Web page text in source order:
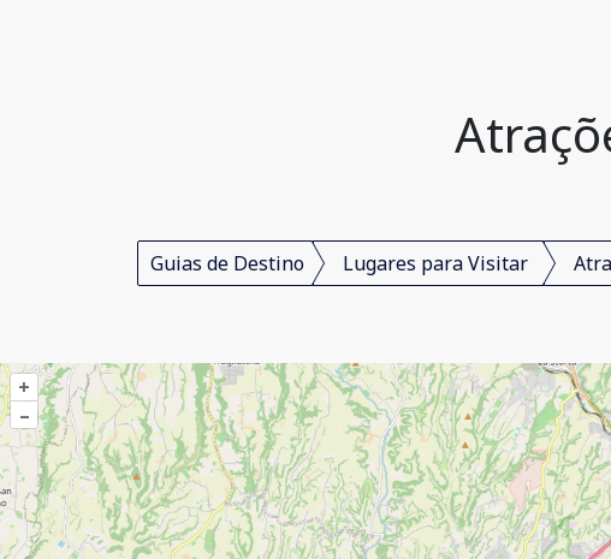
Guias de Destino Lugares para Visitar
+
–